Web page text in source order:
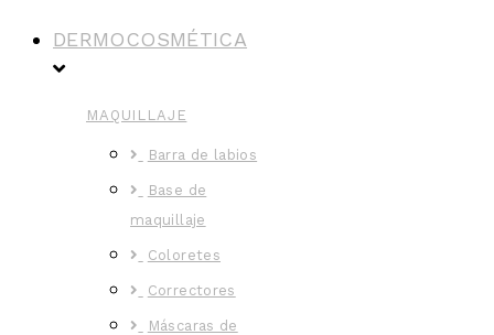
DERMOCOSMÉTICA
MAQUILLAJE
Barra de labios
Base de
maquillaje
Coloretes
Correctores
Máscaras de